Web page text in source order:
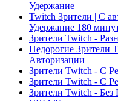
Удержание
Twitch Зрители | С
Удержание 180
Зрители Twitch -
Недорогие Зрители
Авторизации
Зрители Twitch - С
Зрители Twitch - С
Зрители Twitch -